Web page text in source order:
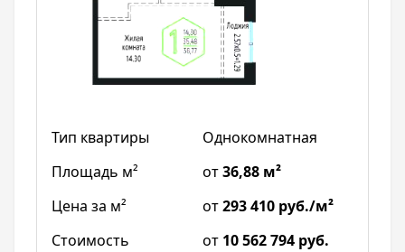
Однокомнатная
от36,88 м²
от293 410 руб./м²
от 10 562 794 руб.